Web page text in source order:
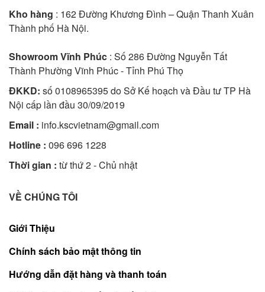
Kho hàng : 162 Đường Khương Đình – Quận Thanh Xuân
Thành phố Hà Nội.
Showroom Vĩnh Phúc : Số 286 Đường Nguyễn Tất
Thành Phường Vĩnh Phúc - Tỉnh Phú Thọ
ĐKKD: số 0108965395 do Sở Kế hoạch và Đầu tư TP Hà
Nội cấp lần đầu 30/09/2019
Email : info.kscvietnam@gmail.com
Hotline : 096 696 1228
Thời gian : từ thứ 2 - Chủ nhật
VỀ CHÚNG TÔI
Giới Thiệu
Chính sách bảo mật thông tin
Hướng dẫn đặt hàng và thanh toán